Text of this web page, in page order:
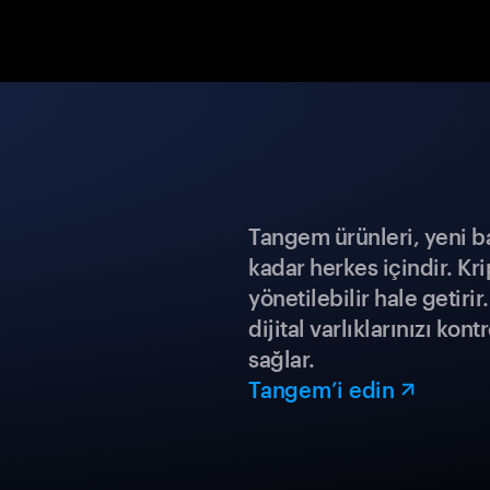
Tangem ürünleri, yeni
kadar herkes içindir.
yönetilebilir hale
dijital varlıklarınızı
sağlar.
Tangem’i edin